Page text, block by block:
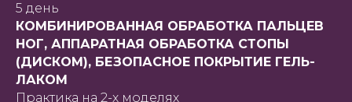
5 день
КОМБИНИРОВАННАЯ ОБРАБОТКА ПАЛЬЦЕВ
НОГ, АППАРАТНАЯ ОБРАБОТКА СТОПЫ
(ДИСКОМ), БЕЗОПАСНОЕ ПОКРЫТИЕ ГЕЛЬ-
ЛАКОМ
Практика на 2-х моделях